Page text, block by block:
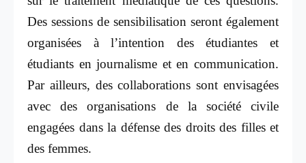
Des sessions de sensibilisation seront également
organisées à l’intention des étudiantes et
étudiants en journalisme et en communication.
Par ailleurs, des collaborations sont envisagées
avec des organisations de la société civile
engagées dans la défense des droits des filles et
des femmes.